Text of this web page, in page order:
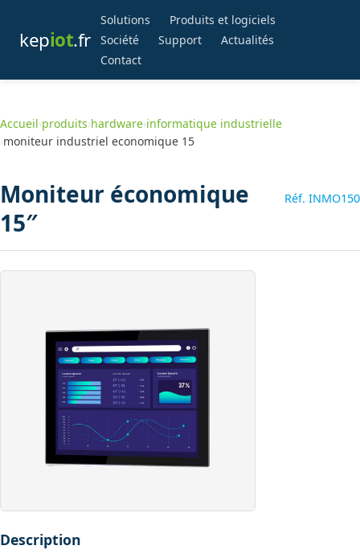
kepiot.fr
Solutions
Produits et logiciels
Société
Support
Actualités
Contact
Accueil›produits›hardware›informatique industrielle
›moniteur industriel economique 15
Moniteur économique
15″
Réf. INMO150
Description